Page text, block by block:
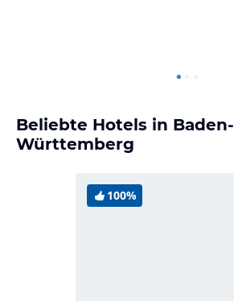
Beliebte Hotels in Baden-
Württemberg
100%